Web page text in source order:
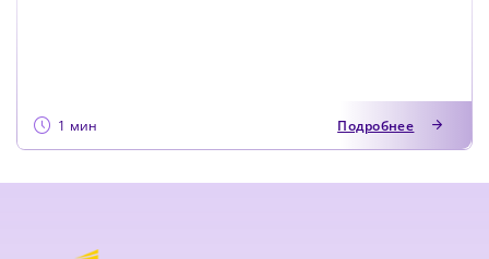
1 мин Подробнее